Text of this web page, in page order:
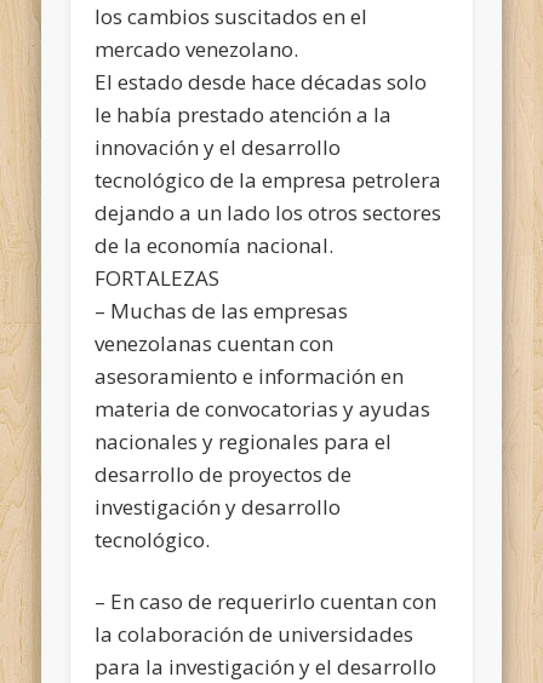
los cambios suscitados en el
mercado venezolano.
El estado desde hace décadas solo
le había prestado atención a la
innovación y el desarrollo
tecnológico de la empresa petrolera
dejando a un lado los otros sectores
de la economía nacional.
FORTALEZAS
– Muchas de las empresas
venezolanas cuentan con
asesoramiento e información en
materia de convocatorias y ayudas
nacionales y regionales para el
desarrollo de proyectos de
investigación y desarrollo
tecnológico.
– En caso de requerirlo cuentan con
la colaboración de universidades
para la investigación y el desarrollo